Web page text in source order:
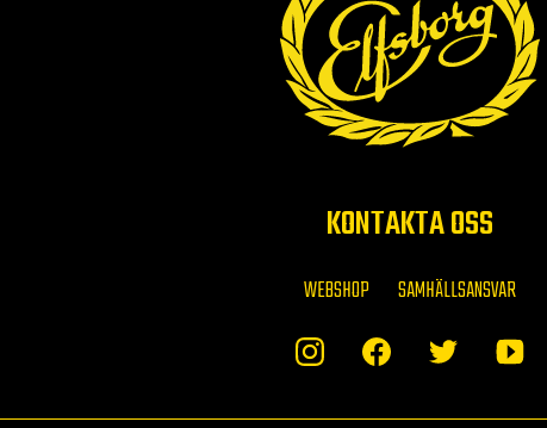
KONTAKTA OSS
WEBSHOP SAMHÄLLSANSVAR